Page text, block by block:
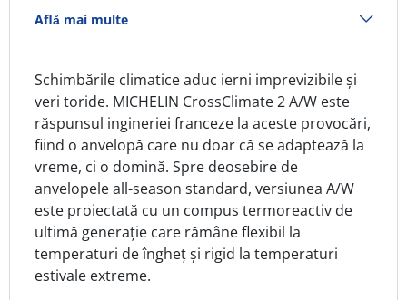
Află mai multe
Schimbările climatice aduc ierni imprevizibile și
veri toride. MICHELIN CrossClimate 2 A/W este
răspunsul ingineriei franceze la aceste provocări,
fiind o anvelopă care nu doar că se adaptează la
vreme, ci o domină. Spre deosebire de
anvelopele all-season standard, versiunea A/W
este proiectată cu un compus termoreactiv de
ultimă generație care rămâne flexibil la
temperaturi de îngheț și rigid la temperaturi
estivale extreme.